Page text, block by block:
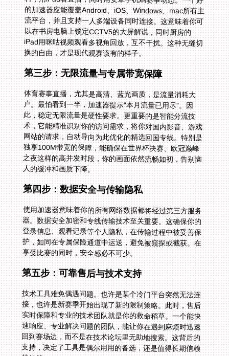
换的自由，才是现代观赛该有的样子。
第三步：无限流量与专属带宽保障
体育赛事直播，尤其是高清、蓝光画质，是流量消耗大
户。最怕看到一半，加速器提示“本月流量已用尽”。因
此，稳定无限流量是硬性要求。更重要的是智能分流技
术，它能精准识别你的访问需求，将你对国内影音、游戏
网站的请求，自动导向为此优化的精选回国专线。特别是
独享100M带宽的保障，能确保在世界杯决赛、欧冠巅峰
之夜这样的高并发时段，你的画面依然流畅如初，告别恼
人的缓冲和画质下降。
第四步：数据安全与传输隐私
使用加速器意味着你的所有网络数据都将经过第三方服务
器。数据安全加密和专线传输技术至关重要。这确保你的
登录信息、观看记录等个人隐私，在传输过程中被妥善保
护，如同在专属保险通道中运送，避免被窥探或截获。在
享受比赛的同时，安全感必不可少。
第五步：可靠售后与技术支持
技术工具难免偶遇问题。也许是某个冷门平台突然无法连
接，也许是新赛季开始出现了新的限制策略。此时，售后
实时保障和专业的技术团队就是你的救命稻草。一个能快
速响应、专业解决问题的团队，能让你在遇到麻烦时迅速
回到赛场边，而不是在技术论坛里无助地搜索。这背后的
支持，决定了工具是偶尔用用的备选，还是值得长期信赖